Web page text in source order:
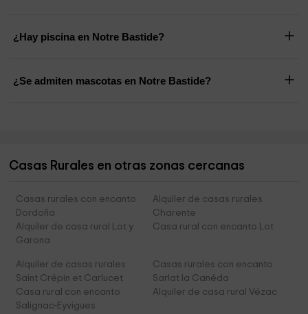
¿Hay piscina en Notre Bastide?
¿Se admiten mascotas en Notre Bastide?
Casas Rurales en otras zonas cercanas
Casas rurales con encanto
Dordoña
Alquiler de casas rurales
Charente
Alquiler de casa rural Lot y
Garona
Casa rural con encanto Lot
Alquiler de casas rurales
Saint Crépin et Carlucet
Casas rurales con encanto
Sarlat la Canéda
Casa rural con encanto
Salignac-Eyvigues
Alquiler de casa rural Vézac